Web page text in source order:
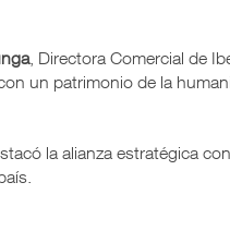
, Directora Comercial de
un patrimonio de la
la alianza estratégica